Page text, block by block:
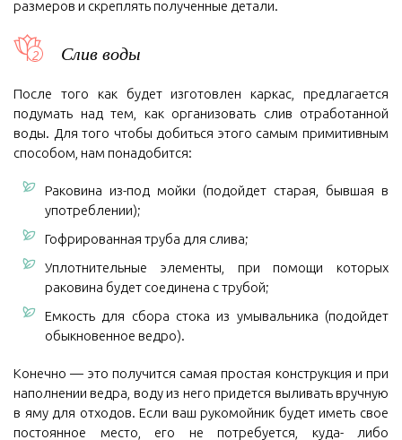
размеров и скреплять полученные детали.
Слив воды
После того как будет изготовлен каркас, предлагается
подумать над тем, как организовать слив отработанной
воды. Для того чтобы добиться этого самым примитивным
способом, нам понадобится:
Раковина из-под мойки (подойдет старая, бывшая в
употреблении);
Гофрированная труба для слива;
Уплотнительные элементы, при помощи которых
раковина будет соединена с трубой;
Емкость для сбора стока из умывальника (подойдет
обыкновенное ведро).
Конечно — это получится самая простая конструкция и при
наполнении ведра, воду из него придется выливать вручную
в яму для отходов. Если ваш рукомойник будет иметь свое
постоянное место, его не потребуется, куда- либо